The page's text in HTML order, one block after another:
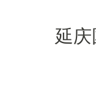
延庆